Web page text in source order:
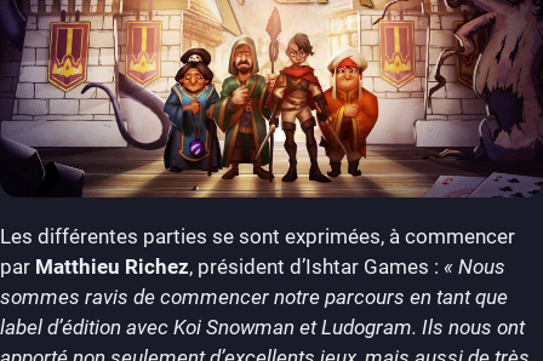
Les différentes parties se sont exprimées, à commencer
par Matthieu Richez, président d’Ishtar Games : « Nous
sommes ravis de commencer notre parcours en tant que
label d’édition avec Koi Snowman et Ludogram. Ils nous ont